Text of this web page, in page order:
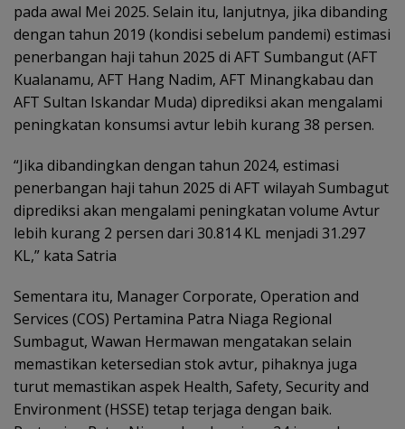
pada awal Mei 2025. Selain itu, lanjutnya, jika dibanding
dengan tahun 2019 (kondisi sebelum pandemi) estimasi
penerbangan haji tahun 2025 di AFT Sumbangut (AFT
Kualanamu, AFT Hang Nadim, AFT Minangkabau dan
AFT Sultan Iskandar Muda) diprediksi akan mengalami
peningkatan konsumsi avtur lebih kurang 38 persen.
“Jika dibandingkan dengan tahun 2024, estimasi
penerbangan haji tahun 2025 di AFT wilayah Sumbagut
diprediksi akan mengalami peningkatan volume Avtur
lebih kurang 2 persen dari 30.814 KL menjadi 31.297
KL,” kata Satria
Sementara itu, Manager Corporate, Operation and
Services (COS) Pertamina Patra Niaga Regional
Sumbagut, Wawan Hermawan mengatakan selain
memastikan ketersedian stok avtur, pihaknya juga
turut memastikan aspek Health, Safety, Security and
Environment (HSSE) tetap terjaga dengan baik.